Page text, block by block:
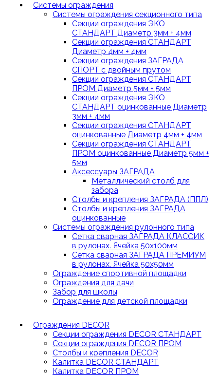
Системы ограждения
Системы ограждения секционного типа
Секции ограждения ЭКО
СТАНДАРТ Диаметр 3мм + 4мм
Секции ограждения СТАНДАРТ
Диаметр 4мм + 4мм
Секции ограждения ЗАГРАДА
СПОРТ с двойным прутом
Секции ограждения СТАНДАРТ
ПРОМ Диаметр 5мм + 5мм
Секции ограждения ЭКО
СТАНДАРТ оцинкованные Диаметр
3мм + 4мм
Секции ограждения СТАНДАРТ
оцинкованные Диаметр 4мм + 4мм
Секции ограждения СТАНДАРТ
ПРОМ оцинкованные Диаметр 5мм +
5мм
Аксессуары ЗАГРАДА
Металлический столб для
забора
Столбы и крепления ЗАГРАДА (ППЛ)
Столбы и крепления ЗАГРАДА
оцинкованные
Системы ограждения рулонного типа
Сетка сварная ЗАГРАДА КЛАССИК
в рулонах. Ячейка 50х100мм
Сетка сварная ЗАГРАДА ПРЕМИУМ
в рулонах. Ячейка 50х50мм
Ограждение спортивной площадки
Ограждения для дачи
Забор для школы
Ограждение для детской площадки
Ограждения DECOR
Секции ограждения DECOR СТАНДАРТ
Секции ограждения DECOR ПРОМ
Столбы и крепления DECOR
Калитка DECOR СТАНДАРТ
Калитка DECOR ПРОМ